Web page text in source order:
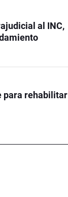
al INC,
para rehabilitar